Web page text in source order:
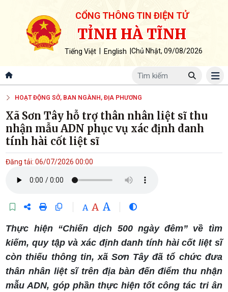
CỔNG THÔNG TIN ĐIỆN TỬ
TỈNH HÀ TĨNH
Tiếng Việt English Chủ Nhật, 09/08/2026
HOẠT ĐỘNG SỞ, BAN NGÀNH, ĐỊA PHƯƠNG
Xã Sơn Tây hỗ trợ thân nhân liệt sĩ thu
nhận mẫu ADN phục vụ xác định danh
tính hài cốt liệt sĩ
Đăng tải: 06/07/2026 00:00
A A A
Thực hiện “Chiến dịch 500 ngày đêm” về tìm
kiếm, quy tập và xác định danh tính hài cốt liệt sĩ
còn thiếu thông tin, xã Sơn Tây đã tổ chức đưa
thân nhân liệt sĩ trên địa bàn đến điểm thu nhận
mẫu ADN, góp phần thực hiện tốt công tác tri ân